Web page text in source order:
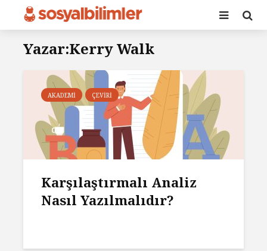
Yazar:Kerry Walk
AKADEMI ÇEVIRI
Karşılaştırmalı Analiz
Nasıl Yazılmalıdır?